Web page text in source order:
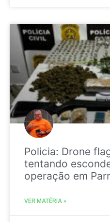
Policia: Drone
tentando
operação em
VER MATÉRIA »